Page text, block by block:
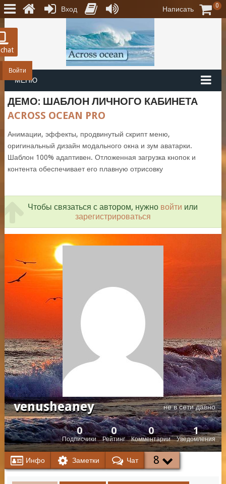
Войти
МЕНЮ
ДЕМО: ШАБЛОН ЛИЧНОГО КАБИНЕТА
ACROSS OCEAN PRO
Анимации, эффекты, продвинутый скрипт меню,
оригинальный дизайн модального окна и зум аватарки.
Шаблон 100% адаптивен. Отложенная загрузка кнопок и
контента обеспечивает его плавную отрисовку
Чтобы связаться с автором, нужно войти или
зарегистрироваться
venusheaney не в сети давно
Подписчики
0
Рейтинг
0
Комментарии
0
Уведомления
1
Инфо Заметки Чат 8
Вход Написать 0